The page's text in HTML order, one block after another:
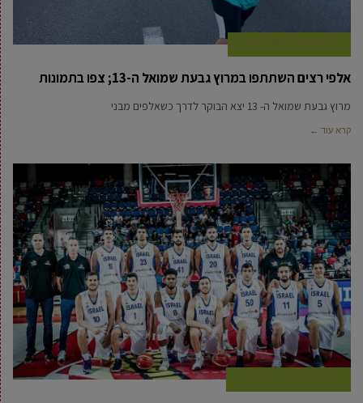
אלפי רצים השתתפו במרוץ גבעת שמואל ה-13; צפו בתמונות
מרוץ גבעת שמואל ה- 13 יצא הבוקר לדרך כשאלפים מבני
קרא עוד ←